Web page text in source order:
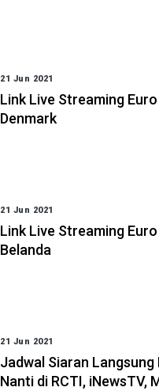
21 Jun 2021
Link Live Streaming
Denmark
21 Jun 2021
Link Live Streaming
Belanda
21 Jun 2021
Jadwal Siaran Langsung
Nanti di RCTI, iNewsTV,